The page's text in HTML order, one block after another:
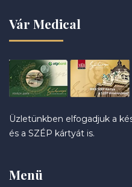
Vár Medical
Üzletünkben elfogadjuk a
és a SZÉP kártyát is.
Menü